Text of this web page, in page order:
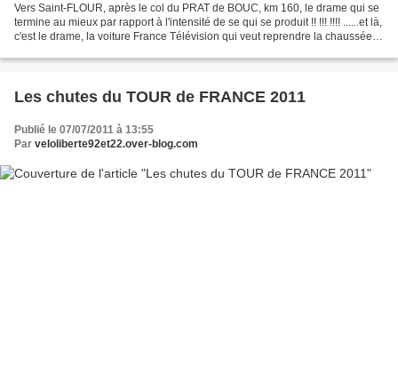
Vers Saint-FLOUR, après le col du PRAT de BOUC, km 160, le drame qui se
termine au mieux par rapport à l'intensité de se qui se produit !! !!! !!!! ......et là,
c'est le drame, la voiture France Télévision qui veut reprendre la chaussée
Les chutes du TOUR de FRANCE 2011
Publié le 07/07/2011 à 13:55
Par veloliberte92et22.over-blog.com